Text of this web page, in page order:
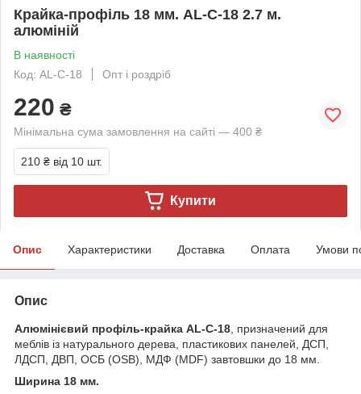
Крайка-профіль 18 мм. AL-С-18 2.7 м.
алюміній
В наявності
Код: AL-С-18
Опт і роздріб
220 ₴
Мінімальна сума замовлення на сайті — 400 ₴
210 ₴ від 10 шт.
Купити
Опис Характеристики Доставка Оплата Умови
Опис
Алюмінієвий профіль-крайка AL-С-18 , призначений для
меблів із натурального дерева, пластикових панелей, ДСП,
ЛДСП, ДВП, ОСБ (OSB), МДФ (MDF) завтовшки до 18 мм.
Ширина 18 мм.